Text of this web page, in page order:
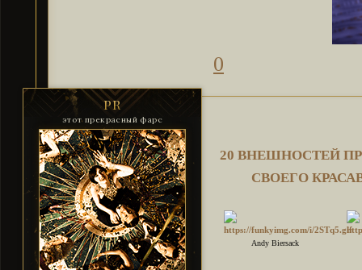
0
PR
этот прекрасный фарс
20 ВНЕШНОСТЕЙ
СВОЕГО
Andy Biersack